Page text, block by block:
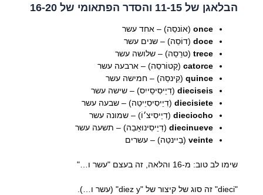
הבלאגן של 11-15 והסדר הפתאומי של 16-20
once(אוֹנסֵה) – אחד עשר
doce(דוֹסֵה) – שנים עשר
trece(טרֵסֵה) – שלושה עשר
catorce(קַטוֹרסֵה) – ארבעה עשר
quince(קִינסֵה) – חמישה עשר
dieciseis(דִיֵיסִיסֵייִס) – שישה עשר
diecisiete(דִיֵיסִיסִיֵיטֵה) – שבעה עשר
dieciocho(דִיֵיסִיצ׳וֹ) – שמונה עשר
diecinueve(דִיֵיסִינוּאֵבֵה) – תשעה עשר
veinte(בֵיינטֵה) – עשרים
שימו לב טוב: מ-16 והלאה, זה בעצם "עשר ו…"
"dieci" זה סוג של קיצור של "diez y" (עשר ו…).